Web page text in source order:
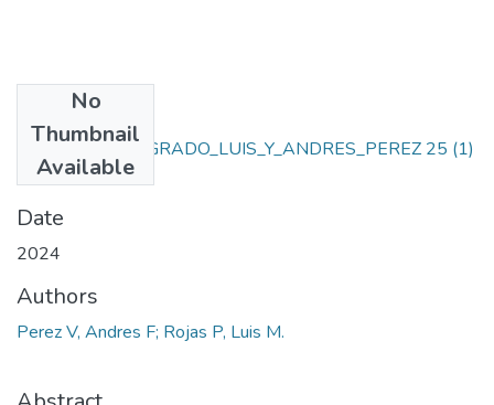
No
Thumbnail
Available
PROYECTO_DE_GRADO_LUIS_Y_ANDRES_PEREZ 25 (1)
12.pdf(1.53 MB)
Date
2024
Authors
Perez V, Andres F; Rojas P, Luis M.